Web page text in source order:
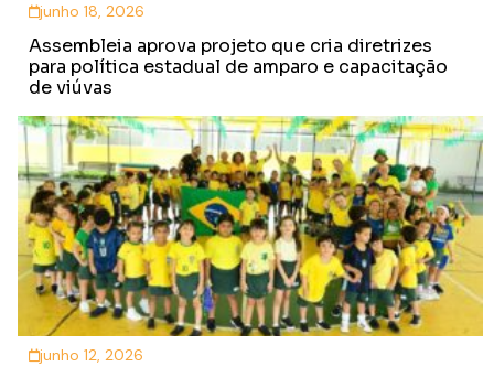
junho 18, 2026
Assembleia aprova projeto que cria diretrizes
para política estadual de amparo e capacitação
de viúvas
junho 12, 2026